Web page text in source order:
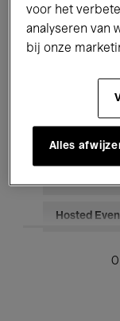
Jazz
Voor
Hosted
voor het
analyseren van
bij onze
Alles